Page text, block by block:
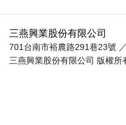
三燕興業股份有限公司
701台南市裕農路291巷23號
三燕興業股份有限公司 版權所